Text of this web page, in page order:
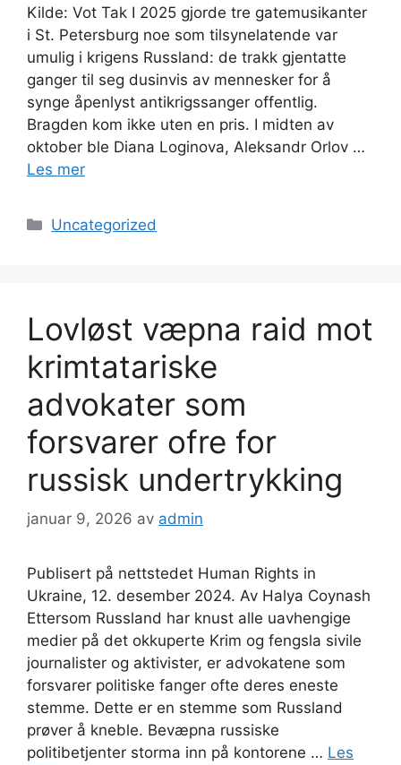
Kilde: Vot Tak I 2025 gjorde tre gatemusikanter
i St. Petersburg noe som tilsynelatende var
umulig i krigens Russland: de trakk gjentatte
ganger til seg dusinvis av mennesker for å
synge åpenlyst antikrigssanger offentlig.
Bragden kom ikke uten en pris. I midten av
oktober ble Diana Loginova, Aleksandr Orlov …
Les mer
Kategorier
Uncategorized
Lovløst væpna raid mot
krimtatariske
advokater som
forsvarer ofre for
russisk undertrykking
januar 9, 2026 av admin
Publisert på nettstedet Human Rights in
Ukraine, 12. desember 2024. Av Halya Coynash
Ettersom Russland har knust alle uavhengige
medier på det okkuperte Krim og fengsla sivile
journalister og aktivister, er advokatene som
forsvarer politiske fanger ofte deres eneste
stemme. Dette er en stemme som Russland
prøver å kneble. Bevæpna russiske
politibetjenter storma inn på kontorene … Les